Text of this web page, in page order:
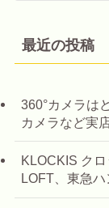
最近の投稿
360°カメラは
カメラなど実
KLOCKIS ク
LOFT、東急